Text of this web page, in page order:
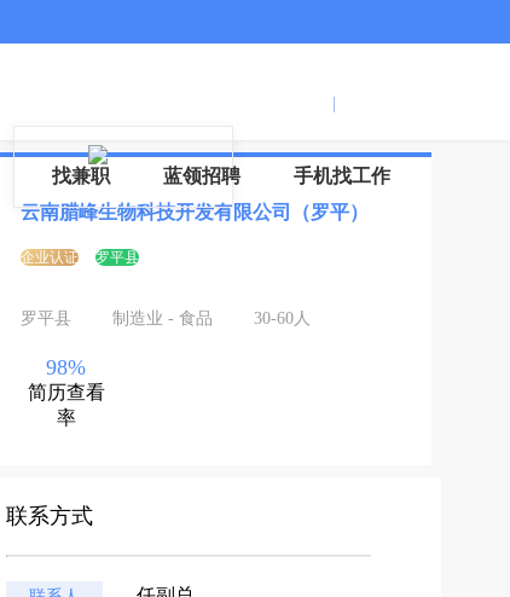
找兼职 蓝领招聘
手机找工作
云南腊峰生物科技开发有限公司（罗平）
企业认证 罗平县
罗平县 制造业 - 食品 30-60人
98%
简历查看
率
联系方式